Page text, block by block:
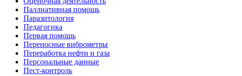
Паллиативная помощь
Паразитология
Педагогика
Первая помощь
Переносные виброметры
Переработка нефти и газа
Персональные данные
Пест-контроль